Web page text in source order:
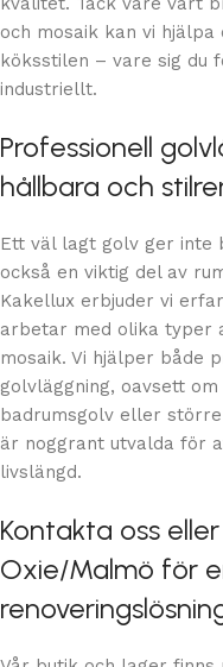
och mosaik kan vi
köksstilen – vare sig du
industriellt.
Professionell
hållbara och
Ett väl lagt golv ger inte
också en viktig del av
Kakellux erbjuder vi
arbetar med olika typer
mosaik. Vi hjälper både
golvläggning, oavsett
badrumsgolv eller
är noggrant utvalda för
livslängd.
Kontakta oss
Oxie/Malmö för